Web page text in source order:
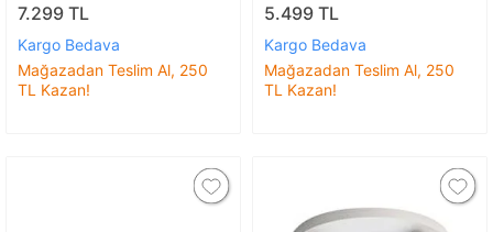
7.299 TL
Kargo Bedava
Mağazadan Teslim Al, 250
TL Kazan!
5.499 TL
Kargo Bedava
Mağazadan Teslim Al, 250
TL Kazan!